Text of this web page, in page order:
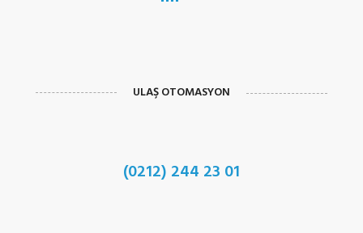
ULAŞ OTOMASYON
(0212) 244 23 01